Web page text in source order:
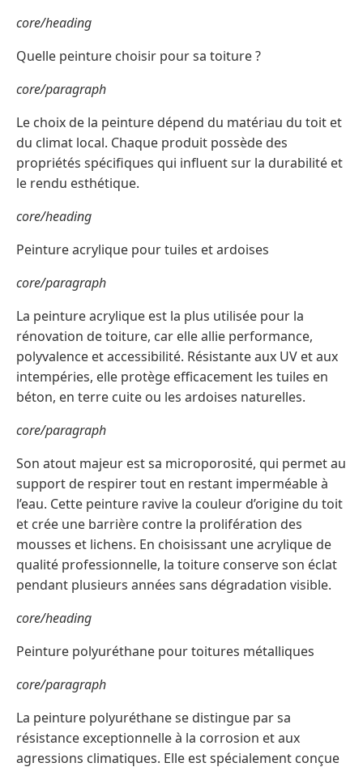
core/heading
Quelle peinture choisir pour sa toiture ?
core/paragraph
Le choix de la peinture dépend du matériau du toit et
du climat local. Chaque produit possède des
propriétés spécifiques qui influent sur la durabilité et
le rendu esthétique.
core/heading
Peinture acrylique pour tuiles et ardoises
core/paragraph
La peinture acrylique est la plus utilisée pour la
rénovation de toiture, car elle allie performance,
polyvalence et accessibilité. Résistante aux UV et aux
intempéries, elle protège efficacement les tuiles en
béton, en terre cuite ou les ardoises naturelles.
core/paragraph
Son atout majeur est sa microporosité, qui permet au
support de respirer tout en restant imperméable à
l’eau. Cette peinture ravive la couleur d’origine du toit
et crée une barrière contre la prolifération des
mousses et lichens. En choisissant une acrylique de
qualité professionnelle, la toiture conserve son éclat
pendant plusieurs années sans dégradation visible.
core/heading
Peinture polyuréthane pour toitures métalliques
core/paragraph
La peinture polyuréthane se distingue par sa
résistance exceptionnelle à la corrosion et aux
agressions climatiques. Elle est spécialement conçue